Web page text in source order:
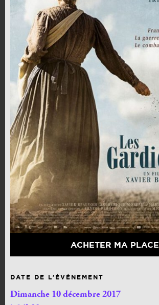
ACHETER MA PLACE
DATE DE L’ÉVÉNEMENT
Dimanche 10 décembre 2017